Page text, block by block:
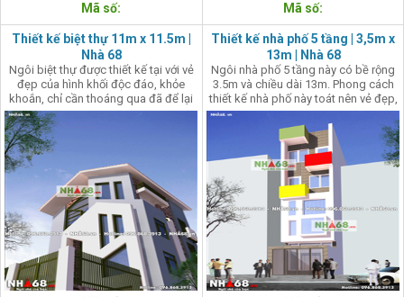
Mã số: Mã số:
Thiết kế biệt thự 11m x 11.5m |
Nhà 68
Ngôi biệt thự được thiết kế tại với vẻ
đẹp của hình khối độc đáo, khỏe
khoắn, chỉ cần thoáng qua đã để lại
ấn tượng giàu cảm xúc. Căn nhà ở
biệt thự này được kiến trúc sư Nhà 68
thiết kế đầy sáng tạo, tô đậm thêm
cá tính mạnh mẽ quyết liệt của gia
chủ.
Thiết kế nhà phố 5 tầng | 3,5m x
13m | Nhà 68
Ngôi nhà phố 5 tầng này có bề rộng
3.5m và chiều dài 13m. Phong cách
thiết kế nhà phố này toát nên vẻ đẹp,
hiện đại, trẻ trung, mang hơi thở của
thời đại mới.